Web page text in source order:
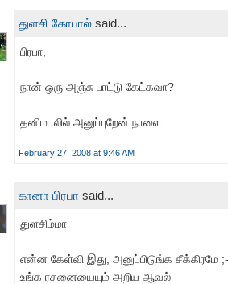
துளசி கோபால் said...
பிரபா,
நான் ஒரு அஞ்சு பாட்டு கேட்கவா?
தனிமடலில் அனுப்புறேன் நாளை.
February 27, 2008 at 9:46 AM
கானா பிரபா said...
துளசிம்மா
என்ன கேள்வி இது, அனுப்பிடுங்க சீக்கிரமே
உங்க ரசனையையும் அறிய ஆவல்